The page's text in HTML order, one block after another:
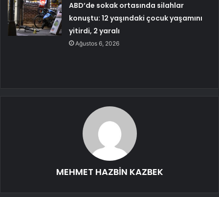
ABD’de sokak ortasında silahlar
konuştu: 12 yaşındaki çocuk yaşamını
yitirdi, 2 yaralı
Ağustos 6, 2026
MEHMET HAZBİN KAZBEK